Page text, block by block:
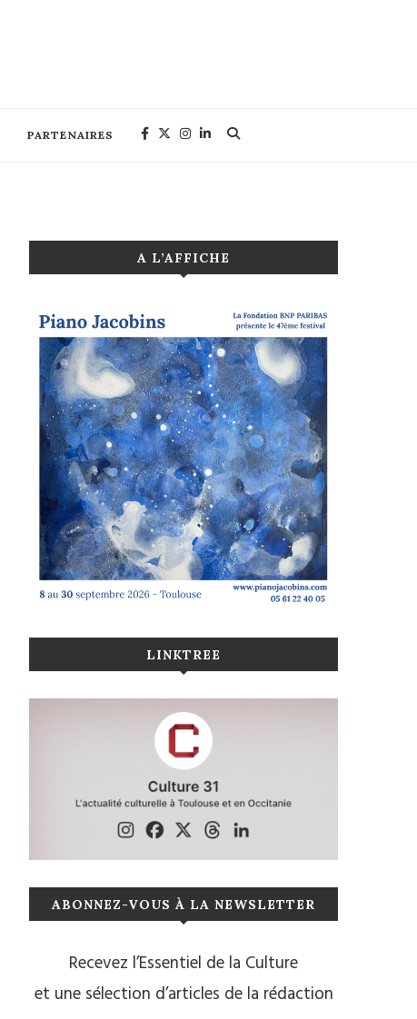
PARTENAIRES
A L’AFFICHE
LINKTREE
ABONNEZ-VOUS À LA NEWSLETTER
Recevez l’Essentiel de la Culture
et une sélection d’articles de la rédaction